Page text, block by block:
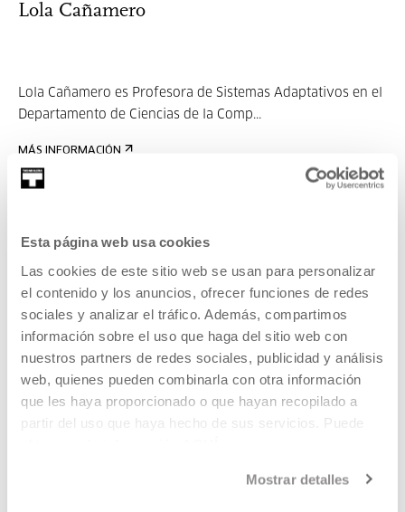
Esta página web usa cookies
Las cookies de este sitio web se usan para personalizar
el contenido y los anuncios, ofrecer funciones de redes
sociales y analizar el tráfico. Además, compartimos
información sobre el uso que haga del sitio web con
nuestros partners de redes sociales, publicidad y análisis
web, quienes pueden combinarla con otra información
que les haya proporcionado o que hayan recopilado a
partir del uso que haya hecho de sus servicios. Puede
Mostrar detalles
Lola Cañamero
Lola Cañamero es Profesora de Sistemas Adaptativos en el
Departamento de Ciencias de la Comp...
MÁS INFORMACIÓN
Invitados/as
Lola Cañamero es Profesora de Sistemas Adaptativos en el
Departamento de Ciencias de la Comp...